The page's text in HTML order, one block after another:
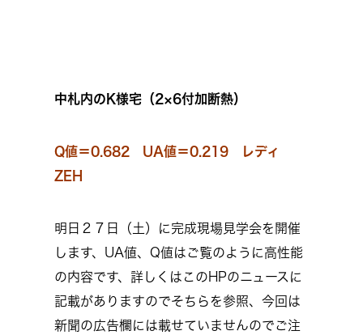
中札内のK様宅（2×6付加断熱）
Q値＝0.682 UA値＝0.219
レディ
ZEH
明日２７日（土）に完成現場見学会を開催
します、UA値、Q値はご覧のように高性能
の内容です、詳しくはこのHPのニュースに
記載がありますのでそちらを参照、今回は
新聞の広告欄には載せていませんのでご注